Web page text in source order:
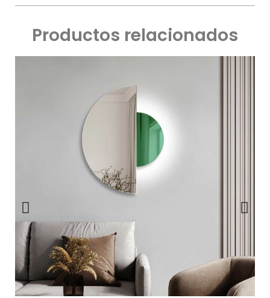
Productos relacionados